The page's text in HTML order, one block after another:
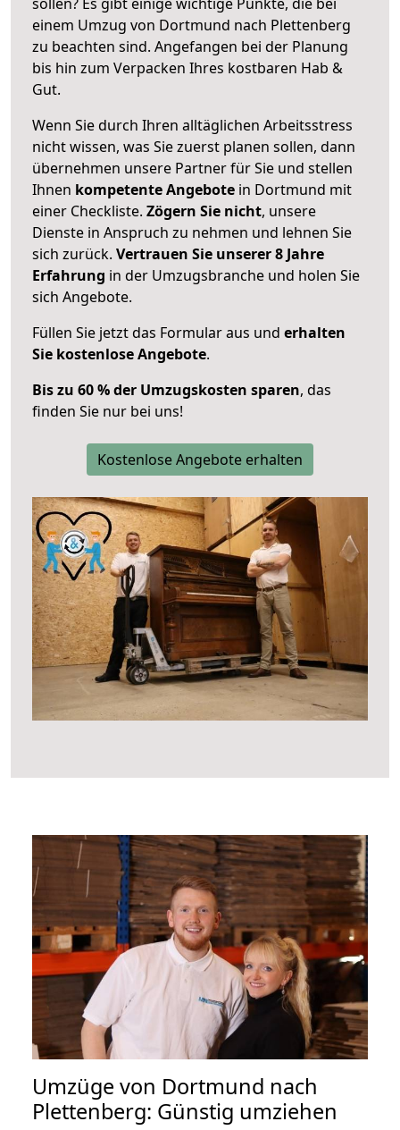
einem Umzug von Dortmund nach Plettenberg
zu beachten sind. Angefangen bei der Planung
bis hin zum Verpacken Ihres kostbaren Hab &
Gut.
Wenn Sie durch Ihren alltäglichen Arbeitsstress
nicht wissen, was Sie zuerst planen sollen, dann
übernehmen unsere Partner für Sie und stellen
Ihnen kompetente Angebote in Dortmund mit
einer Checkliste. Zögern Sie nicht, unsere
Dienste in Anspruch zu nehmen und lehnen Sie
sich zurück. Vertrauen Sie unserer 8 Jahre
Erfahrung in der Umzugsbranche und holen Sie
sich Angebote.
Füllen Sie jetzt das Formular aus und erhalten
Sie kostenlose Angebote.
Bis zu 60 % der Umzugskosten sparen, das
finden Sie nur bei uns!
Kostenlose Angebote erhalten
Umzüge von Dortmund nach
Plettenberg: Günstig umziehen